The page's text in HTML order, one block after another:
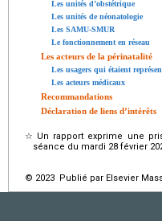
Les unités d’obstétrique
Les unités de néonatologie
Les SAMU-SMUR
Le fonctionnement en réseau
Les acteurs de la périnatalité
Les usagers qui étaient
Les acteurs médicaux
Recommandations
Déclaration de liens d’intérêts
☆ Un rapport exprime une
séance du mardi 28 février
© 2023 Publié par Elsevier